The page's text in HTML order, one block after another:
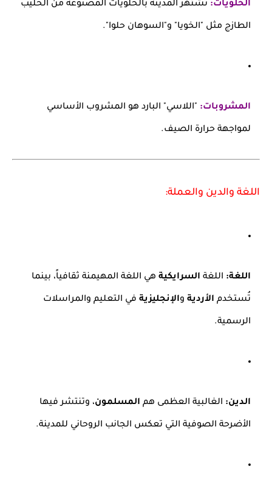
الحلويات: تشتهر المدينة بالحلويات المصنوعة من الحليب
الطازج مثل "الخويا" و"السوهان حلوا".
المشروبات: "اللاسي" البارد هو المشروب الأساسي
لمواجهة حرارة الصيف.
اللغة والدين والعملة:
اللغة: اللغة السرايكية هي اللغة المهيمنة ثقافياً، بينما
تُستخدم الأردية والإنجليزية في التعليم والمراسلات
الرسمية.
الدين: الغالبية العظمى هم المسلمون، وتنتشر فيها
الأضرحة الصوفية التي تعكس الجانب الروحاني للمدينة.